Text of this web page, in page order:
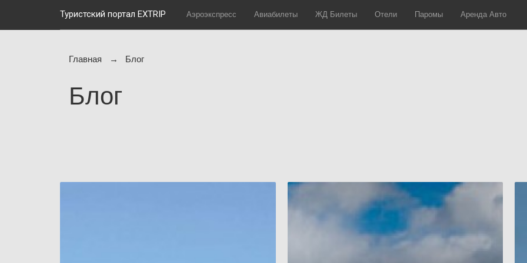
Туристский портал EXTRIP Аэроэкспресс Авиабилеты ЖД Билеты Отели Паромы Аренда Авто
Главная Блог
Блог